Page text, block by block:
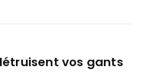
vos gants